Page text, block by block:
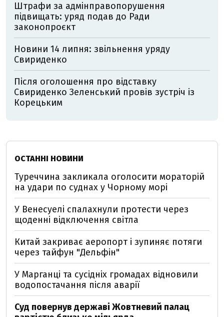
Штрафи за адмінправопорушення
підвищать: уряд подав до Ради
законопроєкт
Новини 14 липня: звільнення уряду
Свириденко
Після оголошення про відставку
Свириденко Зеленський провів зустріч із
Корецьким
ОСТАННІ НОВИНИ
Туреччина закликала оголосити мораторій
на удари по суднах у Чорному морі
У Венесуелі спалахнули протести через
щоденні відключення світла
Китай закриває аеропорт і зупиняє потяги
через тайфун "Дельфін"
У Марганці та сусідніх громадах відновили
водопостачання після аварії
Суд повернув державі Жовтневий палац